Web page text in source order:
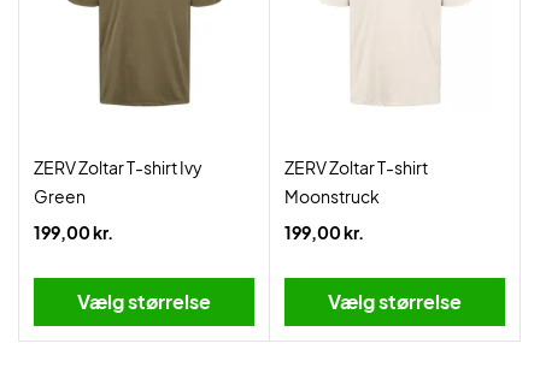
ZERV Zoltar T-shirt Ivy
Green
199,00 kr.
Vælg størrelse
ZERV Zoltar T-shirt
Moonstruck
199,00 kr.
Vælg størrelse